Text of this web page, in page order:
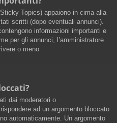
Topics) appaiono in cima alla
scritti (dopo eventuali annunci).
informazioni importanti e
per gli annunci, l’amministratore
o meno.
dai moderatori o
ad un argomento bloccato
automaticamente. Un argomento